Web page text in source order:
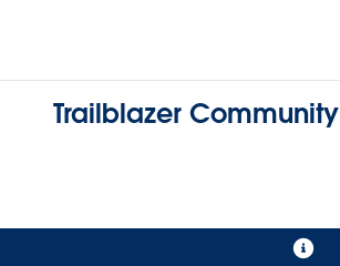
Trailblazer Community